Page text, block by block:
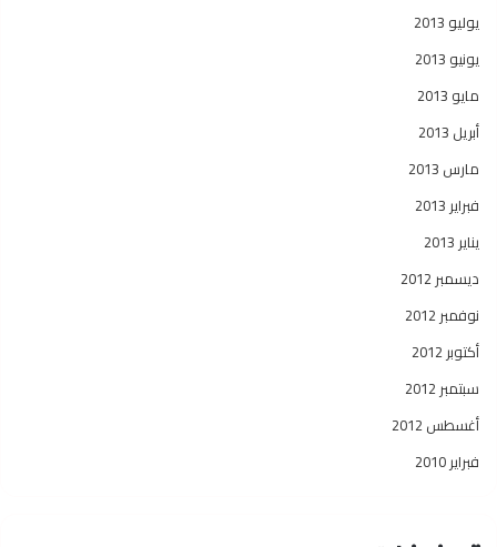
يوليو 2013
يونيو 2013
مايو 2013
أبريل 2013
مارس 2013
فبراير 2013
يناير 2013
ديسمبر 2012
نوفمبر 2012
أكتوبر 2012
سبتمبر 2012
أغسطس 2012
فبراير 2010